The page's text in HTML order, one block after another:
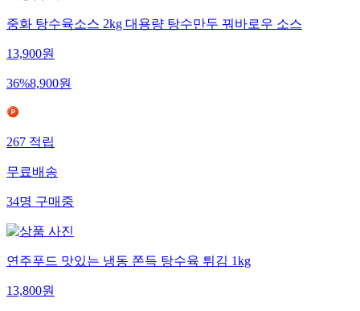
중화 탕수육소스 2kg 대용량 탕수만두 꿔바로우 소스
13,900원
36%8,900원
267 적립
무료배송
34명 구매중
연주푸드 맛있는 냉동 쫀득 탕수육 튀김 1kg
13,800원